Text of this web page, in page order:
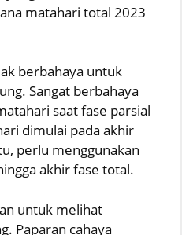
matahari total 2023
berbahaya untuk
Sangat berbahaya
saat fase parsial
dimulai pada akhir
perlu menggunakan
akhir fase total.
untuk melihat
Paparan cahaya